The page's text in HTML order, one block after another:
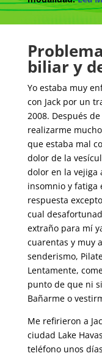
biliar y
Yo estaba muy
con Jack por un
2008. Después
realizarme
que estaba mal
dolor de la
dolor en la vejiga
insomnio y fatiga
respuesta
cual
extraño para mí
cuarentas y muy
senderismo,
Lentamente,
punto de que ni
Bañarme o
Me refirieron a
ciudad Lake
teléfono unos